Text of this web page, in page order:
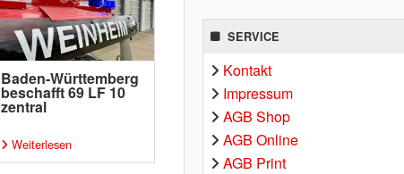
Baden-Württemberg
beschafft 69 LF 10
zentral
Weiterlesen
SERVICE
Kontakt
Impressum
AGB Shop
AGB Online
AGB Print